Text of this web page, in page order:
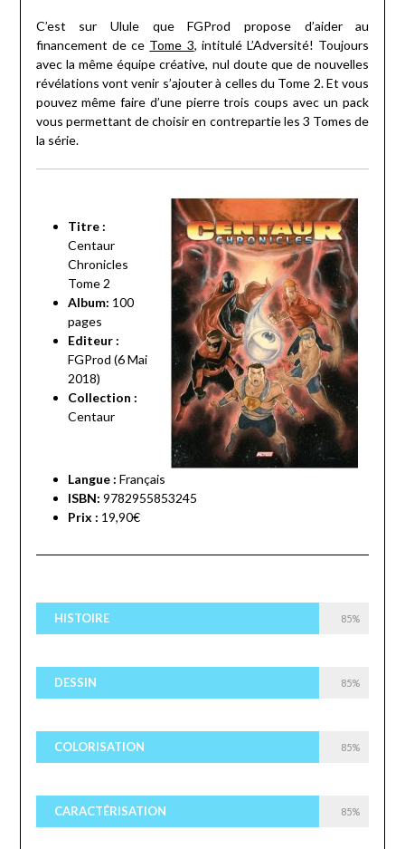
C’est sur Ulule que FGProd propose d’aider au
financement de ce Tome 3, intitulé L’Adversité! Toujours
avec la même équipe créative, nul doute que de nouvelles
révélations vont venir s’ajouter à celles du Tome 2. Et vous
pouvez même faire d’une pierre trois coups avec un pack
vous permettant de choisir en contrepartie les 3 Tomes de
la série.
Titre :
Centaur
Chronicles
Tome 2
Album: 100
pages
Editeur :
FGProd (6 Mai
2018)
Collection :
Centaur
Langue : Français
ISBN: 9782955853245
Prix : 19,90€
HISTOIRE 85%
DESSIN 85%
COLORISATION 85%
CARACTÉRISATION 85%